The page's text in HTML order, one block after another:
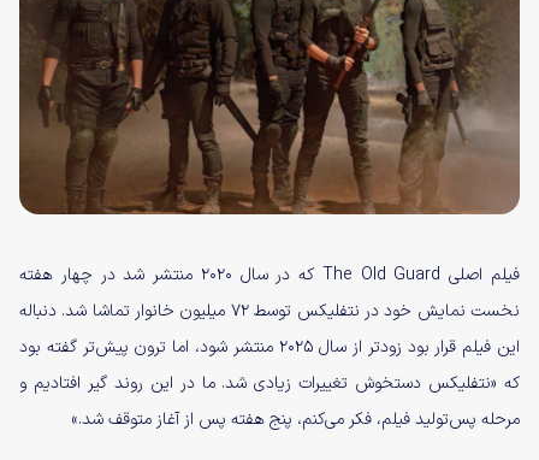
فیلم اصلی The Old Guard که در سال ۲۰۲۰ منتشر شد در چهار هفته
نخست نمایش خود در نتفلیکس توسط ۷۲ میلیون خانوار تماشا شد. دنباله
این فیلم قرار بود زودتر از سال ۲۰۲۵ منتشر شود، اما ترون پیش‌تر گفته بود
که «نتفلیکس دستخوش تغییرات زیادی شد. ما در این روند گیر افتادیم و
مرحله پس‌تولید فیلم، فکر می‌کنم، پنج هفته پس از آغاز متوقف شد.»